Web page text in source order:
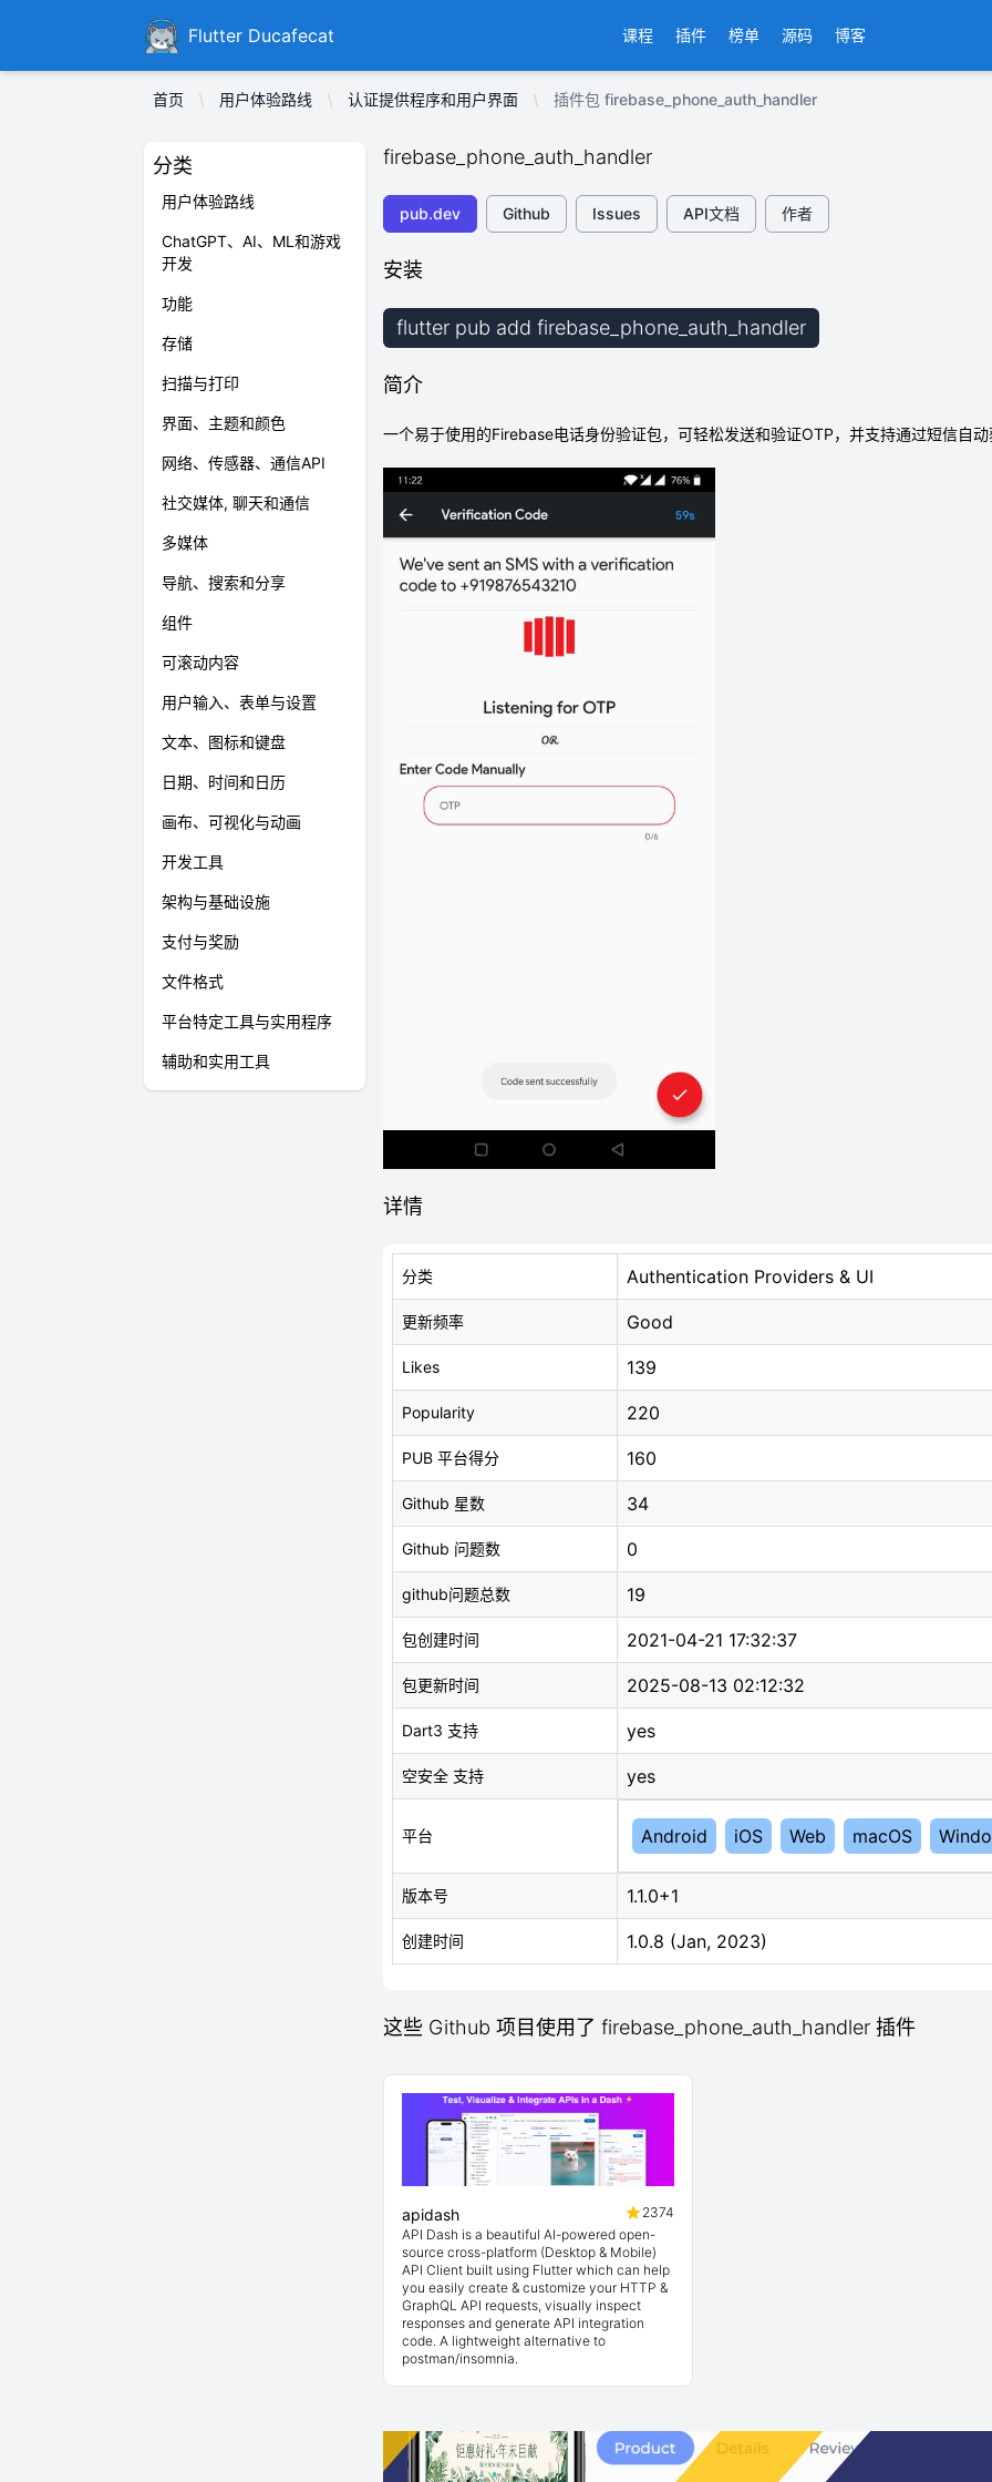
DucafecatFlutter Ducafecat 课程 插件 榜单 源码 博客
首页 用户体验路线 认证提供程序和用户界面 插件包 firebase_phone_auth_handler
分类
用户体验路线
ChatGPT、AI、ML和游戏
开发
功能
存储
扫描与打印
界面、主题和颜色
网络、传感器、通信API
社交媒体, 聊天和通信
多媒体
导航、搜索和分享
组件
可滚动内容
用户输入、表单与设置
文本、图标和键盘
日期、时间和日历
画布、可视化与动画
开发工具
架构与基础设施
支付与奖励
文件格式
平台特定工具与实用程序
辅助和实用工具
firebase_phone_auth_handler
pub.dev Github Issues API文档 作者
安装
flutter pub add firebase_phone_auth_handler
简介
一个易于使用的Firebase电话身份验证包，可轻松发送和验证OTP，并支持通过短信自
详情
分类 Authentication Providers & UI
更新频率 Good
Likes 139
Popularity 220
PUB 平台得分 160
Github 星数 34
Github 问题数 0
github问题总数 19
包创建时间 2021-04-21 17:32:37
包更新时间 2025-08-13 02:12:32
Dart3 支持 yes
空安全 支持 yes
平台 Android iOS Web macOS
版本号 1.1.0+1
创建时间 1.0.8 (Jan, 2023)
这些 Github 项目使用了 firebase_phone_auth_handler 插件
apidash
2374
API Dash is a beautiful AI-powered open-
source cross-platform (Desktop & Mobile)
API Client built using Flutter which can help
you easily create & customize your HTTP &
GraphQL API requests, visually inspect
responses and generate API integration
code. A lightweight alternative to
postman/insomnia.